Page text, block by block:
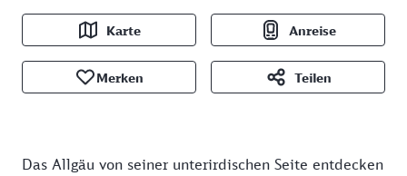
Karte Anreise
Merken Teilen
Das Allgäu von seiner unterirdischen Seite entdecken